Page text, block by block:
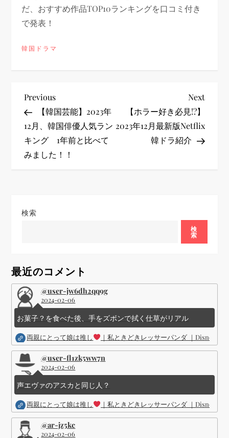
だ、おすすめ作品TOP10ランキングを口コミ付き
で発表！
韓国ドラマ
投
稿
ナ
ー
ョ
ン
Previous
Post
Previous
【韓国芸能】2023年
12月、韓国俳優人気ラン
キング 1年前と比べて
みました！！
Next
Next
【ホラー好き必見!?】
2023年12月最新版Netflix
韓ドラ紹介
検索
検
索
最近のコメント
@user-jw6dh2qq9g
2024-02-06
お菓子？を食べた後、手をズボンで拭く仕草がリアル
両親にとって娘は推し ｜私ときどきレッサーパンダ ｜Disney (
@user-fl1zk5ww7n
2024-02-06
声エヴァのアスカと同じ人？
両親にとって娘は推し ｜私ときどきレッサーパンダ ｜Disney (
@ar-jz5kc
2024-02-06